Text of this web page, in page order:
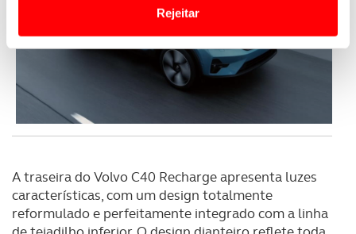
personalizar conteúdos e anúncios, para lhe proporcionar
funcionalidades de redes sociais, bem como para
analisar dados de navegação no nosso website.
Adicionalmente partilhamos informação, relativa à sua
parceiros e organizações na UE e em países terceiros.
O ACP garantirá que as transferências internacionais de
Rejeitar
A traseira do Volvo C40 Recharge apresenta luzes
características, com um design totalmente
reformulado e perfeitamente integrado com a linha